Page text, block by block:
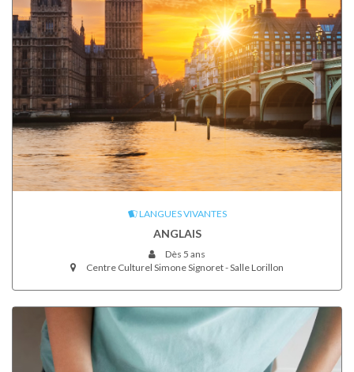
LANGUES VIVANTES
ANGLAIS
Dès 5 ans
Centre Culturel Simone Signoret - Salle Lorillon